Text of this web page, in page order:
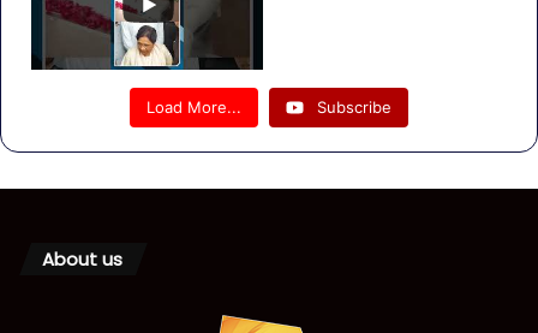
Load More... Subscribe
About us